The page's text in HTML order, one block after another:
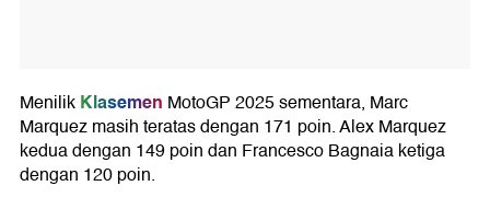
MenilikKlasemen MotoGP 2025 sementara, Marc
Marquez masih teratas dengan 171 poin. Alex Marquez
kedua dengan 149 poin dan Francesco Bagnaia ketiga
dengan 120 poin.